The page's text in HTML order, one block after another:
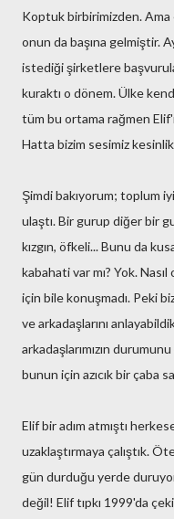
Koptuk birbirimizden. Ama
onun da başına gelmiştir.
istediği şirketlere
kuraktı o dönem. Ülke
tüm bu ortama rağmen
Hatta bizim sesimiz
Şimdi bakıyorum; toplum
ulaştı. Bir gurup diğer bir
kızgın, öfkeli... Bunu da
kabahati var mı? Yok.
için bile konuşmadı. Peki
ve arkadaşlarını
arkadaşlarımızın
bunun için azıcık bir çaba
Elif bir adım atmıştı
uzaklaştırmaya çalıştık.
gün durduğu yerde
değil! Elif tıpkı 1999'da